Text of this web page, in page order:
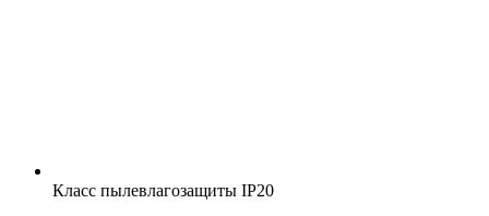
Класс пылевлагозащиты IP20